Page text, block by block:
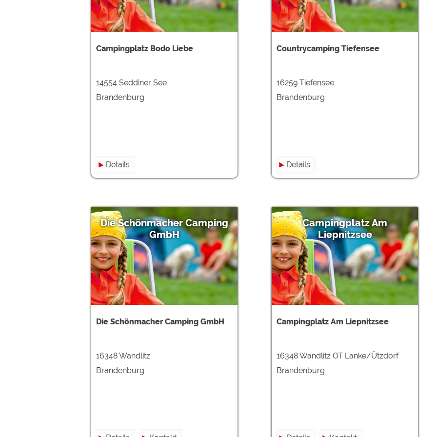
Campingplatz Bodo Liebe
14554 Seddiner See
Brandenburg
Details
Countrycamping Tiefensee
16259 Tiefensee
Brandenburg
Details
Die Schönmacher Camping
GmbH
Die Schönmacher Camping GmbH
16348 Wandlitz
Brandenburg
Campingplatz Am
Liepnitzsee
Campingplatz Am Liepnitzsee
16348 Wandlitz OT Lanke/Ützdorf
Brandenburg
Google reCAPTCHA (Formulare)
https://policies.google.com/privacy
Google Analytics https://policies.google.com/privacy
Marketing